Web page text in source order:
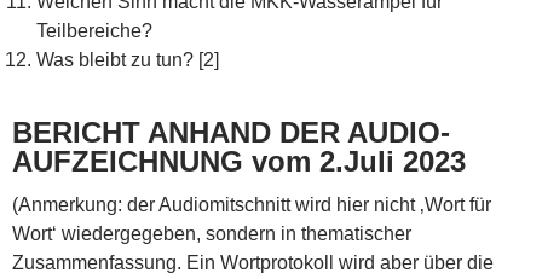
Teilbereiche?
Was bleibt zu tun? [2]
BERICHT ANHAND DER AUDIO-
AUFZEICHNUNG vom 2.Juli 2023
(Anmerkung: der Audiomitschnitt wird hier nicht ‚Wort für
Wort‘ wiedergegeben, sondern in thematischer
Zusammenfassung. Ein Wortprotokoll wird aber über die